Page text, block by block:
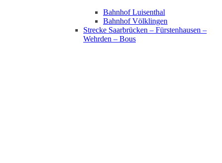
Bahnhof Luisenthal
Bahnhof Völklingen
Strecke Saarbrücken – Fürstenhausen –
Wehrden – Bous